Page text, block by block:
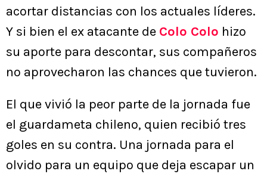
acortar distancias con los actuales líderes.
Y si bien el ex atacante de Colo Colo hizo
su aporte para descontar, sus compañeros
no aprovecharon las chances que tuvieron.
El que vivió la peor parte de la jornada fue
el guardameta chileno, quien recibió tres
goles en su contra. Una jornada para el
olvido para un equipo que deja escapar un